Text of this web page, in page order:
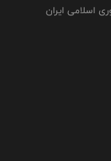
اسلامی ایران